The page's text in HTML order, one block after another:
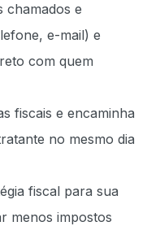
chamados e
e-mail) e
com quem
fiscais e encaminha
no mesmo dia
fiscal para sua
menos impostos